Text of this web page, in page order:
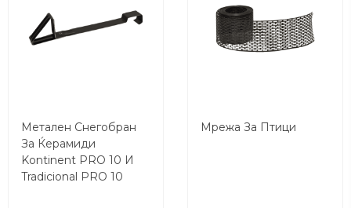
Метален Снегобран
За Ќерамиди
Kontinent PRO 10 И
Tradicional PRO 10
Мрежа За Птици